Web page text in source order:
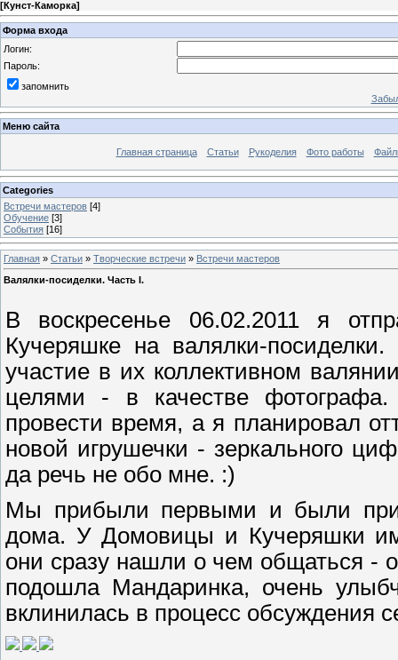
[Кунст-Каморка]
Форма входа
Логин:
Пароль:
запомнить
Меню сайта
Главная страница Статьи Рукоделия Фото работы
Categories
Встречи мастеров [4]
Обучение [3]
События [16]
Главная » Статьи » Творческие встречи » Встречи мастеров
Валялки-посиделки. Часть I.
В воскресенье 06.02.2011 я
Кучеряшке на валялки-
участие в их коллективном
целями - в качестве фотографа.
провести время, а я планировал
новой игрушечки - зеркального
да речь не обо мне. :)
Мы прибыли первыми и были
дома. У Домовицы и Кучеряшки
они сразу нашли о чем общаться -
подошла Мандаринка, очень
вклинилась в процесс обсуждения